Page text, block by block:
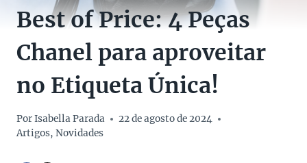
Best of Price: 4 Peças
Chanel para aproveitar
no Etiqueta Única!
PorIsabella Parada
22 de agosto de 2024
Artigos, Novidades